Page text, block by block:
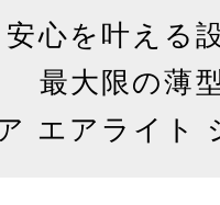
安心を叶える
最大限の薄
ア エアライト